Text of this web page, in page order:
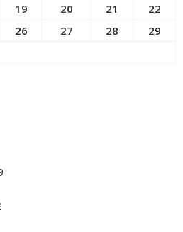
19 20 21
22
26 27 28
29